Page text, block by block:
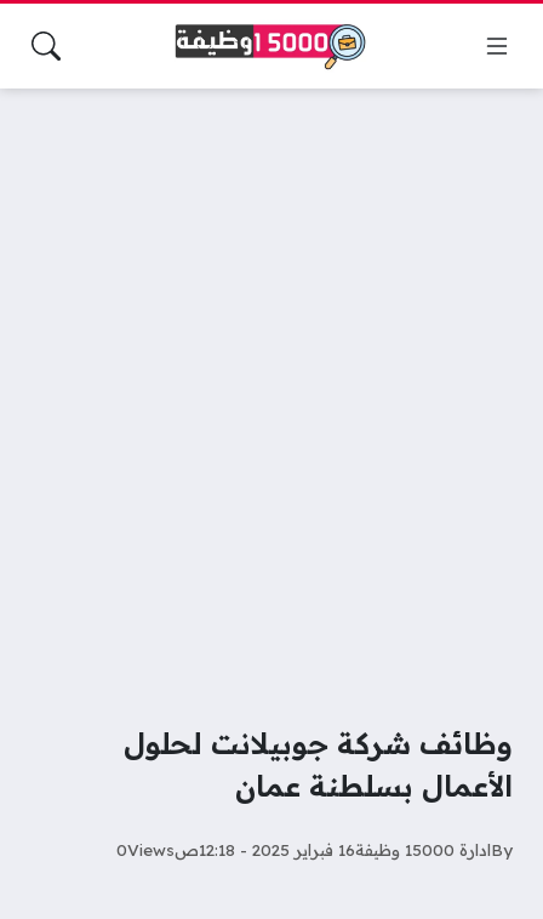
وظائف شركة جوبيلانت لحلول
الأعمال بسلطنة عمان
Byادارة 15000 وظيفة 16 فبراير 2025 - 12:18ص Views
0